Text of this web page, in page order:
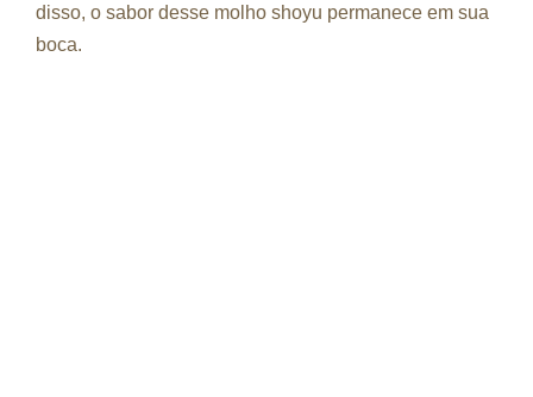
disso, o sabor desse molho shoyu permanece em sua
boca.